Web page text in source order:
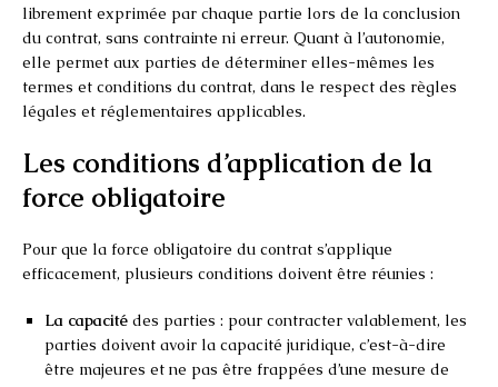
librement exprimée par chaque partie lors de la conclusion
du contrat, sans contrainte ni erreur. Quant à l’autonomie,
elle permet aux parties de déterminer elles-mêmes les
termes et conditions du contrat, dans le respect des règles
légales et réglementaires applicables.
Les conditions d’application de la
force obligatoire
Pour que la force obligatoire du contrat s’applique
efficacement, plusieurs conditions doivent être réunies :
La capacité des parties : pour contracter valablement, les
parties doivent avoir la capacité juridique, c’est-à-dire
être majeures et ne pas être frappées d’une mesure de